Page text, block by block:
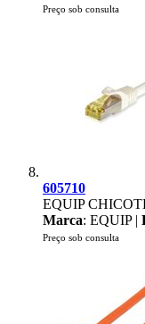
Preço sob consulta
605710
EQUIP
Marca: EQUIP |
Preço sob consulta